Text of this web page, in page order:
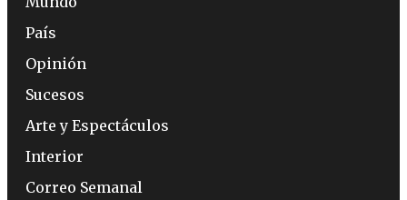
País
Opinión
Sucesos
Arte y Espectáculos
Interior
Correo Semanal